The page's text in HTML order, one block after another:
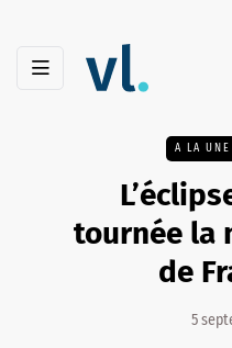
A LA UNE
tournée la
de
5